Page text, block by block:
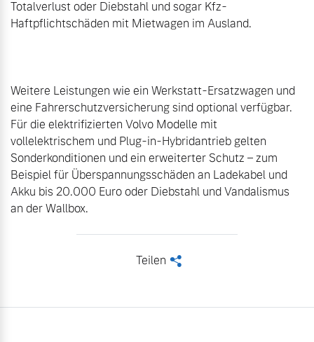
Totalverlust oder Diebstahl und sogar Kfz-
Haftpflichtschäden mit Mietwagen im Ausland.
Weitere Leistungen wie ein Werkstatt-Ersatzwagen und
eine Fahrerschutzversicherung sind optional verfügbar.
Für die elektrifizierten Volvo Modelle mit
vollelektrischem und Plug-in-Hybridantrieb gelten
Sonderkonditionen und ein erweiterter Schutz – zum
Beispiel für Überspannungsschäden an Ladekabel und
Akku bis 20.000 Euro oder Diebstahl und Vandalismus
an der Wallbox.
Teilen <